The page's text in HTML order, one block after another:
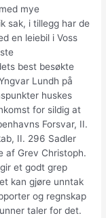
mye
sak, i tillegg har de
en leiebil i Voss
best besøkte
Lundh på
huskes
for sildig at
Forsvar, II.
II. 296 Sadler
af Grev Christoph.
et godt grep
kan gjøre unntak
og regnskap
taler for det.